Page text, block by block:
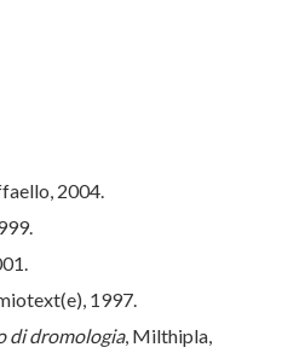
2004.
1997.
di dromologia, Milthipla,